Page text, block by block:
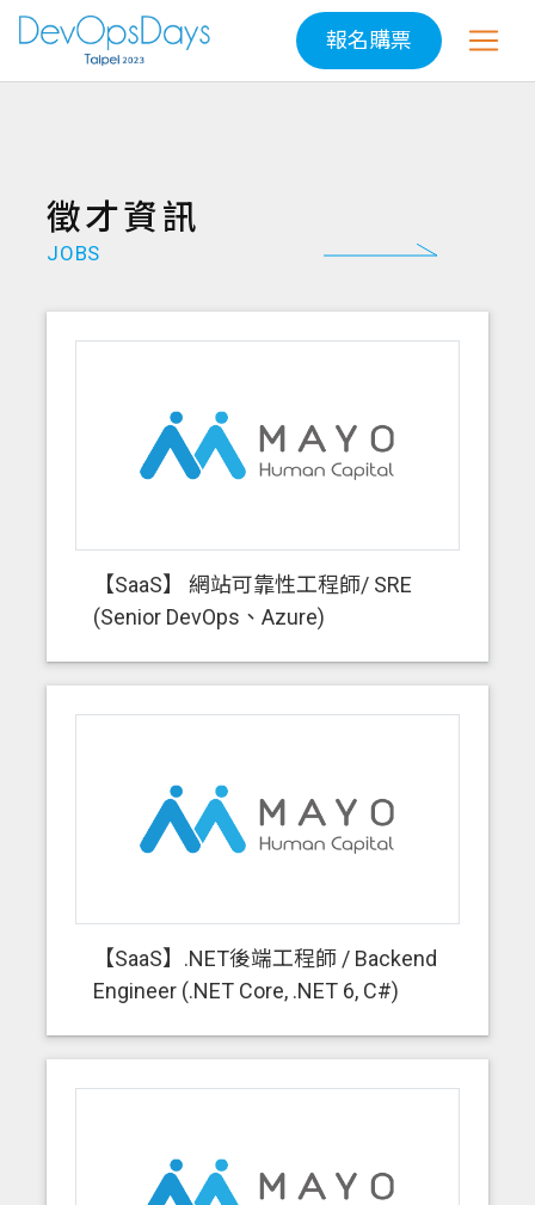
報名購票
徵才資訊
JOBS
【SaaS】 網站可靠性工程師/ SRE
(Senior DevOps、Azure)
【SaaS】.NET後端工程師 / Backend
Engineer (.NET Core, .NET 6, C#)